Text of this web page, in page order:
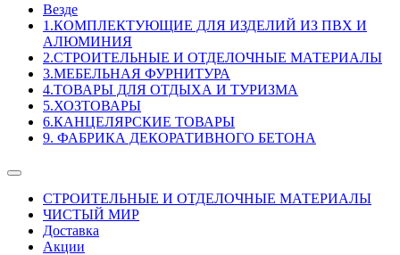
Везде
1.КОМПЛЕКТУЮЩИЕ ДЛЯ ИЗДЕЛИЙ ИЗ ПВХ И
АЛЮМИНИЯ
2.СТРОИТЕЛЬНЫЕ И ОТДЕЛОЧНЫЕ МАТЕРИАЛЫ
3.МЕБЕЛЬНАЯ ФУРНИТУРА
4.ТОВАРЫ ДЛЯ ОТДЫХА И ТУРИЗМА
5.ХОЗТОВАРЫ
6.КАНЦЕЛЯРСКИЕ ТОВАРЫ
9. ФАБРИКА ДЕКОРАТИВНОГО БЕТОНА
СТРОИТЕЛЬНЫЕ И ОТДЕЛОЧНЫЕ МАТЕРИАЛЫ
ЧИСТЫЙ МИР
Доставка
Акции